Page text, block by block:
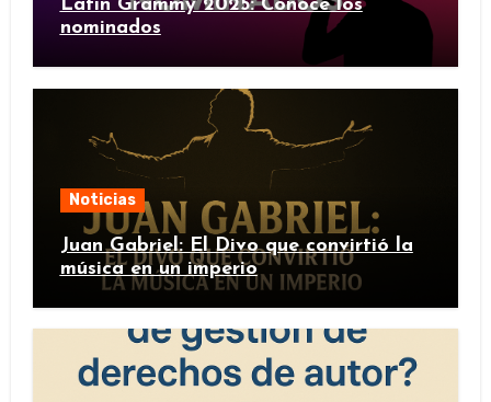
Latin Grammy 2025: Conoce los
nominados
Noticias
Juan Gabriel: El Divo que convirtió la
música en un imperio